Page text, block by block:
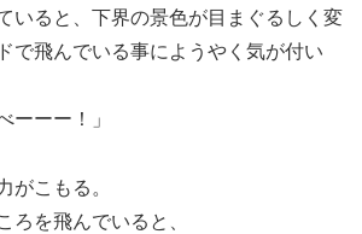
いると、下界の景色が目まぐるしく変
で飛んでいる事にようやく気が付い
ーーー！」
がこもる。
ろを飛んでいると、